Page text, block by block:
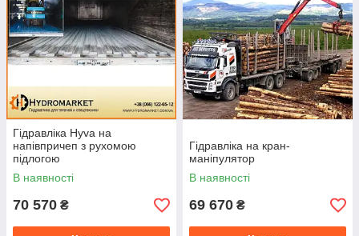
Гідравліка Hyva на
напівпричеп з рухомою
підлогою
В наявності
70 570 ₴
Гідравліка на кран-
маніпулятор
В наявності
69 670 ₴